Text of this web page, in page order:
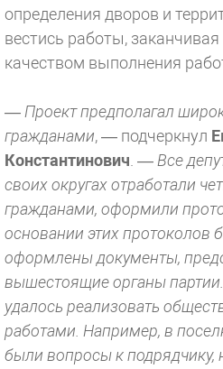
определения дворов и
вестись работы,
качеством выполнения
— Проект предполагал
гражданами, — подчеркнул
Константинович . — Все
своих округах отработали
гражданами, оформили
основании этих протоколов
оформлены документы,
вышестоящие органы
удалось реализовать
работами. Например, в
были вопросы к подрядчику,